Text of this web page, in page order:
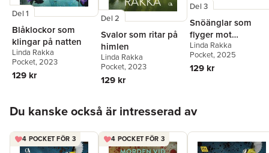
Del 1
Blåklockor som
klingar på natten
Linda Rakka
Pocket, 2023
129 kr
Del 2
Svalor som ritar på
himlen
Linda Rakka
Pocket, 2023
129 kr
Del 3
Snöänglar som
flyger mot
skymningen
Linda Rakka
Pocket, 2025
129 kr
Du kanske också är intresserad av
4 POCKET FÖR 3 4 POCKET FÖR 3